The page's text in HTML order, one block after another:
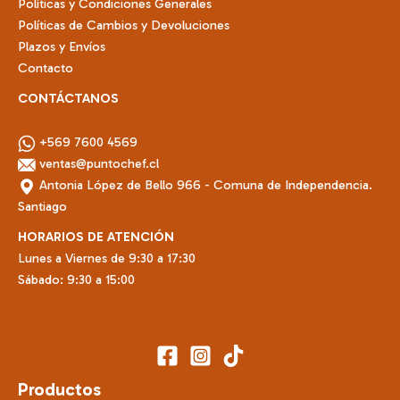
producto
Políticas y Condiciones Generales
Políticas de Cambios y Devoluciones
Plazos y Envíos
Contacto
CONTÁCTANOS
+569 7600 4569
ventas@puntochef.cl
Antonia López de Bello 966 - Comuna de Independencia.
Santiago
HORARIOS DE ATENCIÓN
Lunes a Viernes de 9:30 a 17:30
Sábado: 9:30 a 15:00
Productos